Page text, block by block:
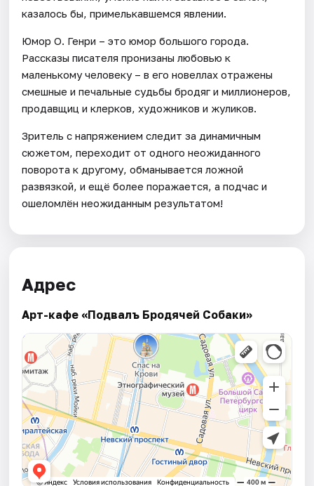
казалось бы, примелькавшемся явлении.
Юмор О. Генри – это юмор большого города.
Рассказы писателя пронизаны любовью к
маленькому человеку – в его новеллах отражены
смешные и печальные судьбы бродяг и миллионеров,
продавщиц и клерков, художников и жуликов.
Зритель с напряжением следит за динамичным
сюжетом, переходит от одного неожиданного
поворота к другому, обманывается ложной
развязкой, и ещё более поражается, а подчас и
ошеломлён неожиданным результатом!
Адрес
Арт-кафе «Подвалъ Бродячей Собаки»